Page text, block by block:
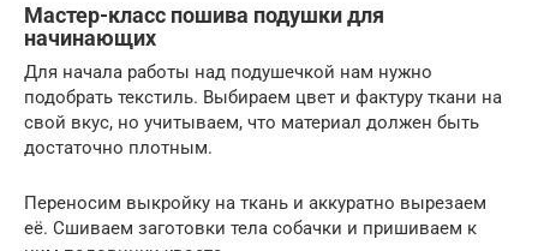
Мастер-класс пошива подушки для
начинающих
Для начала работы над подушечкой нам нужно
подобрать текстиль. Выбираем цвет и фактуру ткани на
свой вкус, но учитываем, что материал должен быть
достаточно плотным.
Переносим выкройку на ткань и аккуратно вырезаем
её. Сшиваем заготовки тела собачки и пришиваем к